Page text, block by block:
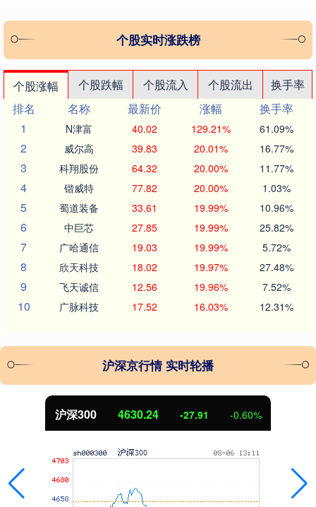
个股实时涨跌榜
个股涨幅 个股跌幅 个股流入 个股流出
换手率
排名
名称 最新价 涨幅
换手率
1
N津富 40.02 129.21% 61.09%
2 威尔高 39.83 20.01% 16.77%
3 科翔股份 64.32 20.00% 11.77%
4 锴威特 77.82 20.00% 1.03%
5 蜀道装备 33.61 19.99% 10.96%
6 中巨芯 27.85 19.99% 25.82%
7 广哈通信 19.03 19.99% 5.72%
8 欣天科技 18.02 19.97% 27.48%
9 飞天诚信 12.56 19.96% 7.52%
10 广脉科技 17.52 16.03% 12.31%
沪深京行情 实时轮播
北证50 1116.29 -3.17 -0.28%